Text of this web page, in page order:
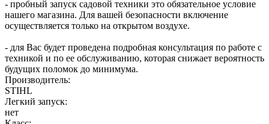
- пробный запуск садовой техники это обязательное условие
нашего магазина. Для вашей безопасности включение
осуществляется только на открытом воздухе.
- для Вас будет проведена подробная консультация по работе с
техникой и по ее обслуживанию, которая снижает вероятность
будущих поломок до минимума.
Производитель:
STIHL
Легкий запуск:
нет